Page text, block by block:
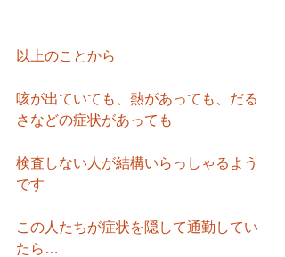
以上のことから
咳が出ていても、熱があっても、だる
さなどの症状があっても
検査しない人が結構いらっしゃるよう
です
この人たちが症状を隠して通勤してい
たら…